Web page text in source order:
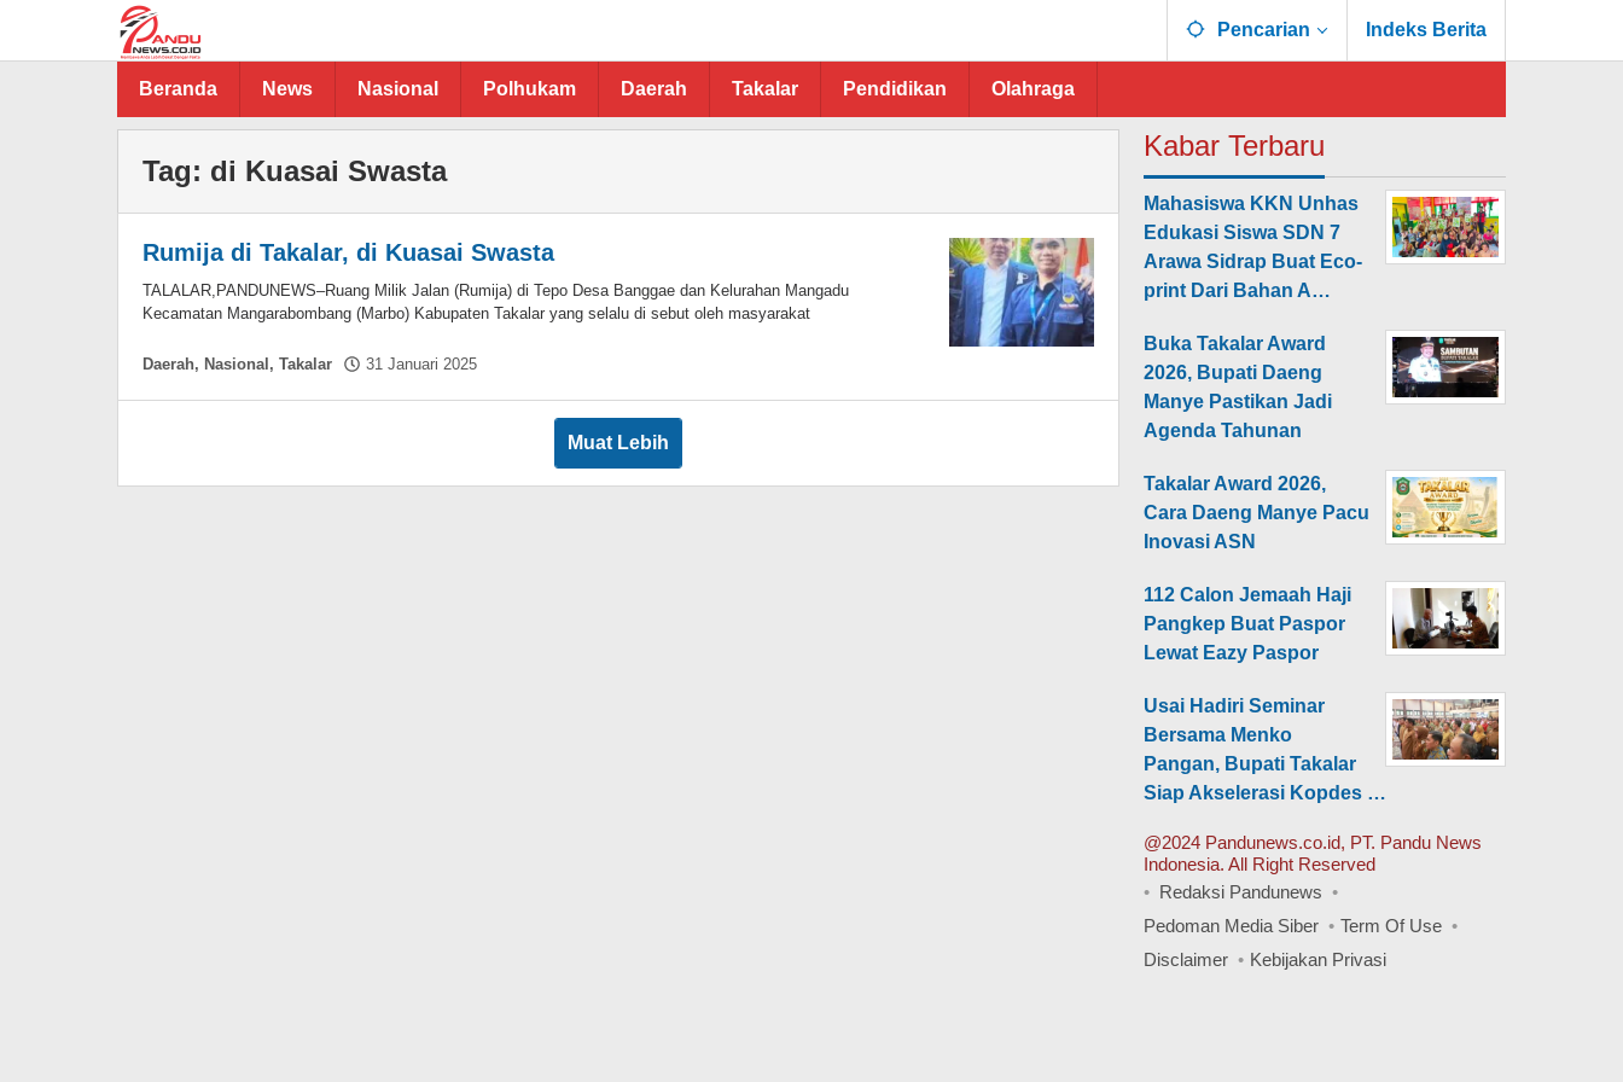
Pencarian Indeks Berita
Beranda News Nasional Polhukam Daerah Takalar Pendidikan Olahraga
Tag: di Kuasai Swasta
Rumija di Takalar, di Kuasai Swasta
TALALAR,PANDUNEWS–Ruang Milik Jalan (Rumija) di Tepo Desa Banggae dan Kelurahan Mangadu
Kecamatan Mangarabombang (Marbo) Kabupaten Takalar yang selalu di sebut oleh masyarakat
Daerah, Nasional , Takalar 31 Januari 2025
Muat Lebih
Kabar Terbaru
Mahasiswa KKN Unhas
Edukasi Siswa SDN 7
Arawa Sidrap Buat Eco-
print Dari Bahan A…
Buka Takalar Award
2026, Bupati Daeng
Manye Pastikan Jadi
Agenda Tahunan
Takalar Award 2026,
Cara Daeng Manye Pacu
Inovasi ASN
112 Calon Jemaah Haji
Pangkep Buat Paspor
Lewat Eazy Paspor
Usai Hadiri Seminar
Bersama Menko
Pangan, Bupati Takalar
Siap Akselerasi Kopdes …
@2024 Pandunews.co.id, PT. Pandu News
Indonesia. All Right Reserved
Redaksi Pandunews
Pedoman Media Siber
Term Of Use
Disclaimer
Kebijakan Privasi